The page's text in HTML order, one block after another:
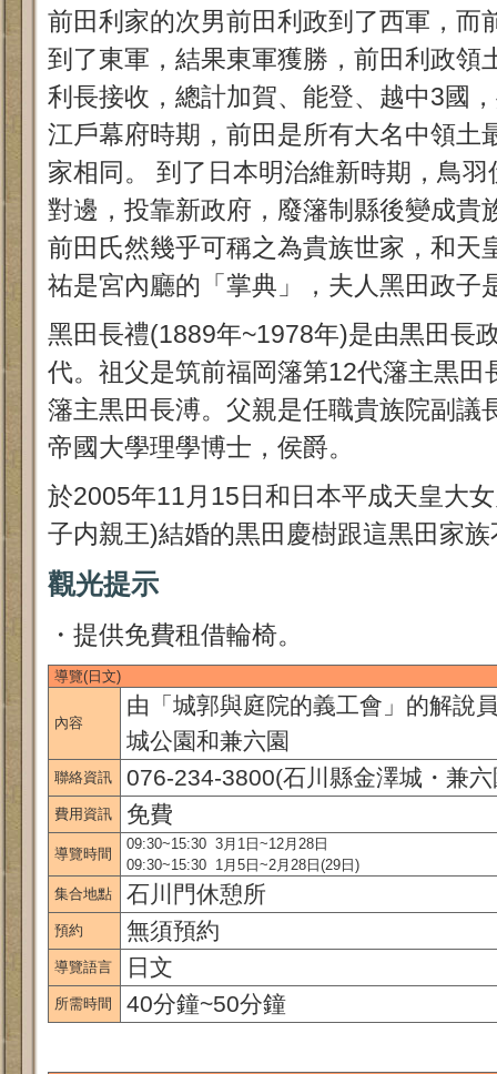
前田利家的次男前田利政到了西軍，而
到了東軍，結果東軍獲勝，前田利政領
利長接收，總計加賀、能登、越中3國
江戶幕府時期，前田是所有大名中領土
家相同。 到了日本明治維新時期，鳥
對邊，投靠新政府，廢籓制縣後變成貴
前田氏然幾乎可稱之為貴族世家，和天
祐是宮內廳的「掌典」，夫人黑田政子
黑田長禮(1889年~1978年)是由黒田長
代。祖父是筑前福岡籓第12代籓主黒田
籓主黒田長溥。父親是任職貴族院副議
帝國大學理學博士，侯爵。
於2005年11月15日和日本平成天皇大
子内親王)結婚的黒田慶樹跟這黒田家
觀光提示
・提供免費租借輪椅。
導覽(日文)
內容
由「城郭與庭院的義工會」的解說
城公園和兼六園
聯絡資訊 076-234-3800(石川縣金澤城・兼
費用資訊 免費
導覽時間
09:30~15:30 3月1日~12月28日
09:30~15:30 1月5日~2月28日(29日)
集合地點
石川門休憩所
預約 無須預約
導覽語言 日文
所需時間 40分鐘~50分鐘